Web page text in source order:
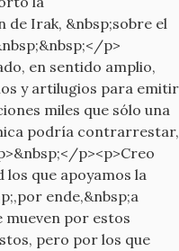
de Irak, &nbsp;sobre el
p>
en sentido amplio,
y artilugios para emitir
miles que sólo una
podría contrarrestar,
p><p>Creo
que apoyamos la
ende,&nbsp;a
mueven por estos
pero por los que